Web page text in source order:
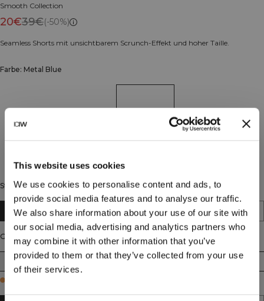
This website uses cookies
We use cookies to personalise content and ads, to
provide social media features and to analyse our traffic.
We also share information about your use of our site with
our social media, advertising and analytics partners who
may combine it with other information that you’ve
provided to them or that they’ve collected from your use
of their services.
Smooth Collection
20€39€(-50%)
Seamless Shorts mit unsichtbarem Scrunch-Effekt und hoher Taille.
Farbe: Metal Blue
Stil
Short Midi
Größe
XS S M L XL XXL